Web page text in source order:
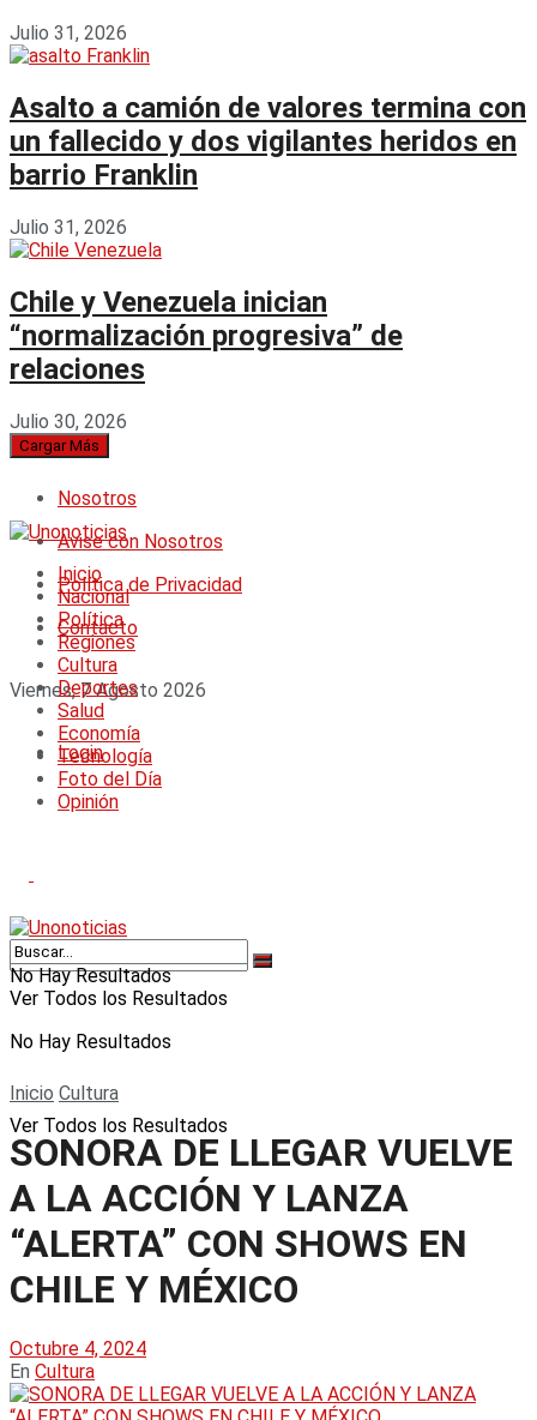
Julio 31, 2026
Asalto a camión de valores termina con
un fallecido y dos vigilantes heridos en
barrio Franklin
Julio 31, 2026
Chile y Venezuela inician
“normalización progresiva” de
relaciones
Julio 30, 2026
Cargar Más
Nosotros
Avise con Nosotros
Política de Privacidad
Contacto
Viernes, 7 Agosto 2026
Login
Inicio
Nacional
Política
Regiones
Cultura
Deportes
Salud
Economía
Tecnología
Foto del Día
Opinión
No Hay Resultados
Ver Todos los Resultados
No Hay Resultados
Ver Todos los Resultados
Inicio Cultura
SONORA DE LLEGAR VUELVE
A LA ACCIÓN Y LANZA
“ALERTA” CON SHOWS EN
CHILE Y MÉXICO
Octubre 4, 2024
En Cultura